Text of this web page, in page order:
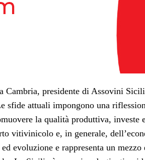
presidente di Assovini
attuali impongono una
la qualità produttiva, investe
vitivinicolo e, in generale,
evoluzione e rappresenta un